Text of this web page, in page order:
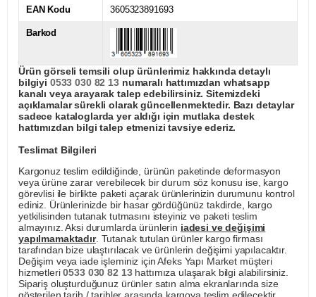
EAN Kodu 3605323891693
Barkod
Ürün görseli temsili olup ürünlerimiz hakkında detaylı
bilgiyi 0533 030 82 13numaralı hattımızdan whatsapp
kanalı veya arayarak talep edebilirsiniz. Sitemizdeki
açıklamalar sürekli olarak güncellenmektedir. Bazı detaylar
sadece kataloglarda yer aldığı için mutlaka destek
hattımızdan bilgi talep etmenizi tavsiye ederiz.
Teslimat Bilgileri
Kargonuz teslim edildiğinde, ürünün paketinde deformasyon
veya ürüne zarar verebilecek bir durum söz konusu ise, kargo
görevlisi ile birlikte paketi açarak ürünlerinizin durumunu kontrol
ediniz. Ürünlerinizde bir hasar gördüğünüz takdirde, kargo
yetkilisinden tutanak tutmasını isteyiniz ve paketi teslim
almayınız. Aksi durumlarda ürünlerin iadesi ve değişimi
yapılmamaktadır. Tutanak tutulan ürünler kargo firması
tarafından bize ulaştırılacak ve ürünlerin değişimi yapılacaktır.
Değişim veya iade işleminiz için Afeks Yapı Market müşteri
hizmetleri0533 030 82 13hattımıza ulaşarak bilgi alabilirsiniz.
Sipariş oluşturduğunuz ürünler satın alma ekranlarında size